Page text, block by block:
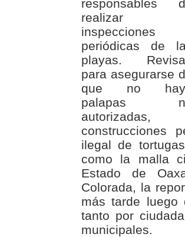
responsables
realizar
inspecciones
periódicas de
playas.
para asegurarse
que no
palapas
autorizadas,
construcciones
ilegal de
como la malla
Estado de
Colorada, la
más tarde luego
tanto por
municipales.